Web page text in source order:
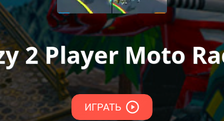
2 Player Moto
ИГРАТЬ